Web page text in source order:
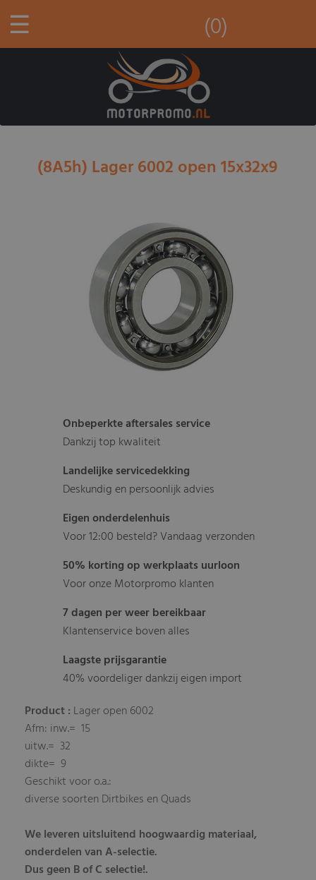
☰ (0)
(8A5h) Lager 6002 open 15x32x9
Onbeperkte aftersales service
Dankzij top kwaliteit
Landelijke servicedekking
Deskundig en persoonlijk advies
Eigen onderdelenhuis
Voor 12:00 besteld? Vandaag verzonden
50% korting op werkplaats uurloon
Voor onze Motorpromo klanten
7 dagen per weer bereikbaar
Klantenservice boven alles
Laagste prijsgarantie
40% voordeliger dankzij eigen import
Product : Lager open 6002
Afm: inw.= 15
uitw.= 32
dikte= 9
Geschikt voor o.a.:
diverse soorten Dirtbikes en Quads
We leveren uitsluitend hoogwaardig materiaal,
onderdelen van A-selectie.
Dus geen B of C selectie!.